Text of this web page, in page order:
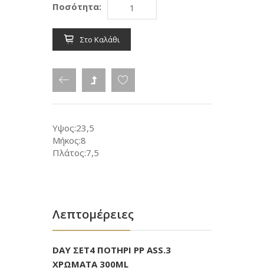
Ποσότητα:
Στο Καλάθι
Υψος:23,5
Μήκος:8
Πλάτος:7,5
Λεπτομέρειες
DAY ΣΕΤ4 ΠΟΤΗΡΙ PP ΑSS.3
ΧΡΩΜΑΤΑ 300ML